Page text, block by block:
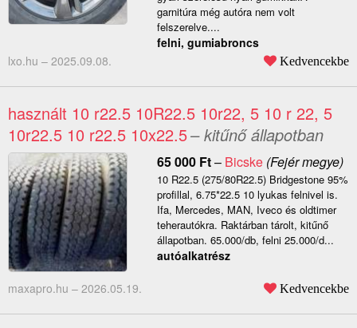
garnitúra még autóra nem volt
felszerelve....
felni, gumiabroncs
lxo.hu – 2025.09.08. Kedvencekbe
használt 10 r22.5 10R22.5 10r22, 5 10 r 22, 5
10r22.5 10 r22.5 10x22.5– kitűnő állapotban
65 000 Ft– Bicske(Fejér megye)
10 R22.5 (275/80R22.5) Bridgestone 95%
profillal, 6.75*22.5 10 lyukas felnivel is.
Ifa, Mercedes, MAN, Iveco és oldtimer
teherautókra. Raktárban tárolt, kitűnő
állapotban. 65.000/db, felni 25.000/d...
autóalkatrész
maxapro.hu – 2026.05.19. Kedvencekbe